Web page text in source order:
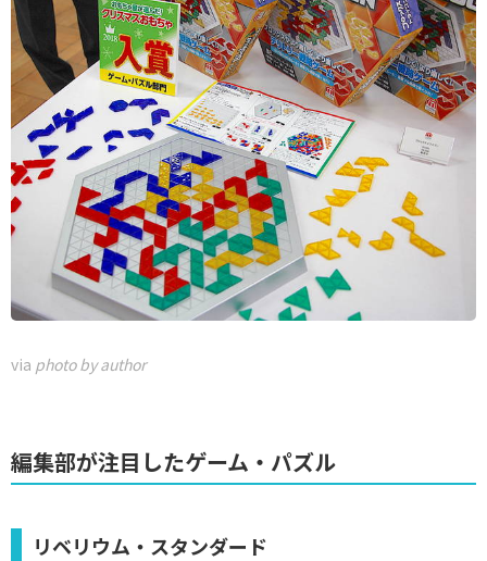
via photo by author
編集部が注目したゲーム・パズル
リベリウム・スタンダード